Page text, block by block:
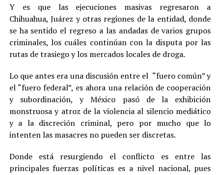
Y es que las ejecuciones masivas regresaron a
Chihuahua, Juárez y otras regiones de la entidad, donde
se ha sentido el regreso a las andadas de varios grupos
criminales, los cuáles continúan con la disputa por las
rutas de trasiego y los mercados locales de droga.
Lo que antes era una discusión entre el “fuero común” y
el “fuero federal”, es ahora una relación de cooperación
y subordinación, y México pasó de la exhibición
monstruosa y atroz de la violencia al silencio mediático
y a la discreción criminal, pero por mucho que lo
intenten las masacres no pueden ser discretas.
Donde está resurgiendo el conflicto es entre las
principales fuerzas políticas es a nivel nacional, pues